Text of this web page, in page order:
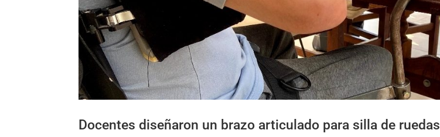
Docentes diseñaron un brazo articulado para silla de ruedas